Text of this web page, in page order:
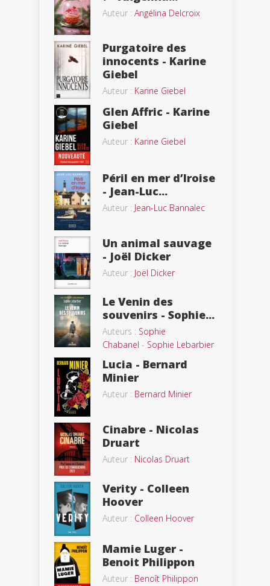
Auteur : Angélina Delcroix
Purgatoire des
innocents - Karine
Giebel
Auteur : Karine Giebel
Glen Affric - Karine
Giebel
Auteur : Karine Giebel
Péril en mer d’Iroise
- Jean-Luc...
Auteur : Jean-Luc Bannalec
Un animal sauvage
- Joël Dicker
Auteur : Joël Dicker
Le Venin des
souvenirs - Sophie...
Auteurs : Sophie
Chabanel - Sophie Lebarbier
Lucia - Bernard
Minier
Auteur : Bernard Minier
Cinabre - Nicolas
Druart
Auteur : Nicolas Druart
Verity - Colleen
Hoover
Auteur : Colleen Hoover
Mamie Luger -
Benoit Philippon
Auteur : Benoît Philippon